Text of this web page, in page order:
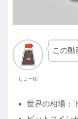
しょーゆ
この動
世界の相場：